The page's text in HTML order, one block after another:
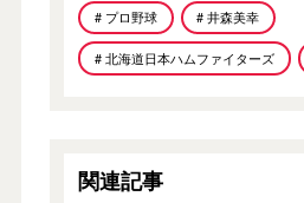
# プロ野球 # 井森美幸
# 北海道日本ハムファイターズ
関連記事